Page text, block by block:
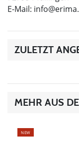
E-Mail:
ZULETZT
MEHR AUS
NEW